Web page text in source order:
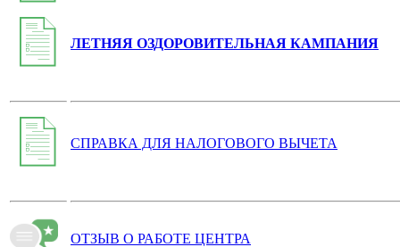
ЛЕТНЯЯ ОЗДОРОВИТЕЛЬНАЯ КАМПАНИЯ
СПРАВКА ДЛЯ НАЛОГОВОГО ВЫЧЕТА
ОТЗЫВ О РАБОТЕ ЦЕНТРА